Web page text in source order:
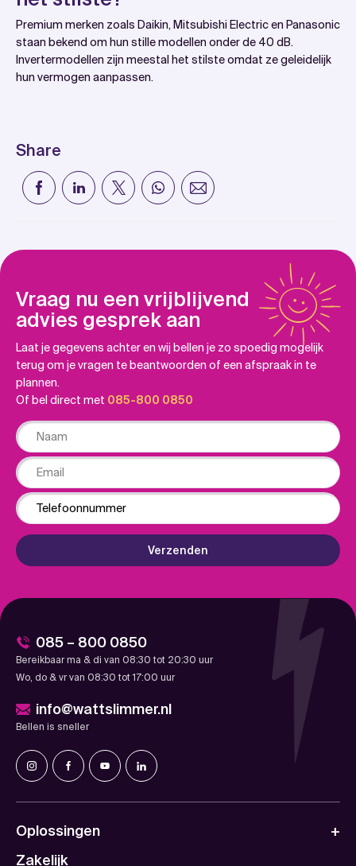
Premium merken zoals Daikin, Mitsubishi Electric en Panasonic
staan bekend om hun stille modellen onder de 40 dB.
Invertermodellen zijn meestal het stilste omdat ze geleidelijk
hun vermogen aanpassen.
Share
Vraag nu een vrijblijvend
advies gesprek aan
Laat je gegevens achter en wij bellen je zo spoedig mogelijk
terug om je vragen te beantwoorden of een afspraak in te
plannen.
Of bel direct met 085-800 0850
Naam
Email
Phone
Verzenden
085 – 800 0850
Bereikbaar ma & di van 08:30 tot 20:30 uur
Wo, do & vr van 08:30 tot 17:00 uur
info@wattslimmer.nl
Bellen is sneller
Oplossingen
Zakelijk